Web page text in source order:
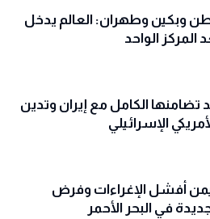
وبكين وطهران: العالم يدخل
المركز الواحد
تضامنها الكامل مع إيران وتدين
الإسرائيلي
أفشل الإغراءات وفرض
في البحر الأحمر